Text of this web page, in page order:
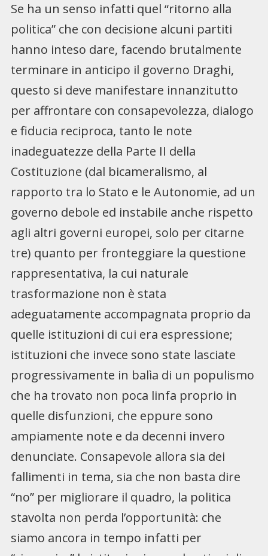
Se ha un senso infatti quel “ritorno alla
politica” che con decisione alcuni partiti
hanno inteso dare, facendo brutalmente
terminare in anticipo il governo Draghi,
questo si deve manifestare innanzitutto
per affrontare con consapevolezza, dialogo
e fiducia reciproca, tanto le note
inadeguatezze della Parte II della
Costituzione (dal bicameralismo, al
rapporto tra lo Stato e le Autonomie, ad un
governo debole ed instabile anche rispetto
agli altri governi europei, solo per citarne
tre) quanto per fronteggiare la questione
rappresentativa, la cui naturale
trasformazione non è stata
adeguatamente accompagnata proprio da
quelle istituzioni di cui era espressione;
istituzioni che invece sono state lasciate
progressivamente in balìa di un populismo
che ha trovato non poca linfa proprio in
quelle disfunzioni, che eppure sono
ampiamente note e da decenni invero
denunciate. Consapevole allora sia dei
fallimenti in tema, sia che non basta dire
“no” per migliorare il quadro, la politica
stavolta non perda l’opportunità: che
siamo ancora in tempo infatti per